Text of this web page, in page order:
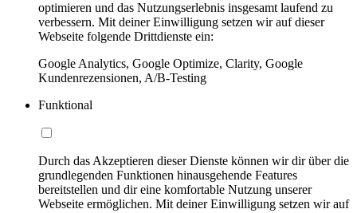
optimieren und das Nutzungserlebnis insgesamt laufend zu
verbessern. Mit deiner Einwilligung setzen wir auf dieser
Webseite folgende Drittdienste ein:
Google Analytics, Google Optimize, Clarity, Google
Kundenrezensionen, A/B-Testing
Funktional
Durch das Akzeptieren dieser Dienste können wir dir über die
grundlegenden Funktionen hinausgehende Features
bereitstellen und dir eine komfortable Nutzung unserer
Webseite ermöglichen. Mit deiner Einwilligung setzen wir auf